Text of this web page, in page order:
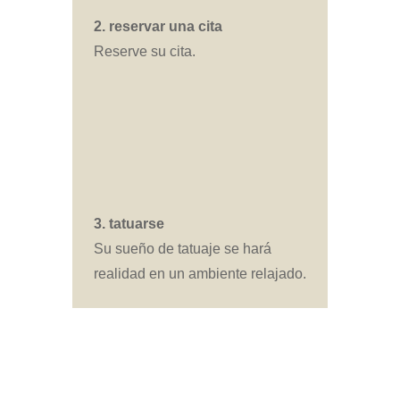
2. reservar una cita
Reserve su cita.
3. tatuarse
Su sueño de tatuaje se hará
realidad en un ambiente relajado.